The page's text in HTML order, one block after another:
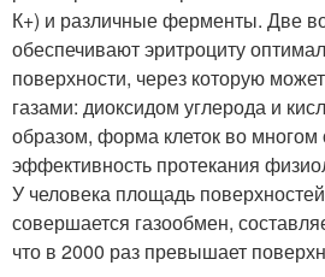
К+) и различные ферменты. Две
обеспечивают эритроциту
поверхности, через которую
газами: диоксидом углерода и
образом, форма клеток во многом
эффективность протекания
У человека площадь
совершается газообмен,
что в 2000 раз превышает